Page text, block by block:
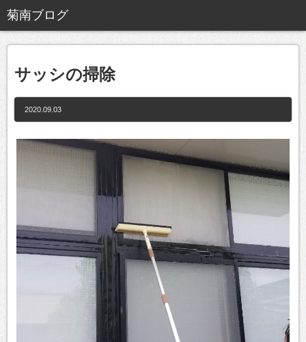
サッシの掃除
2020.09.03